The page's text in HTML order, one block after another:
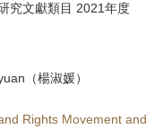
究文獻類目 2021年度
（楊淑媛）
Rights Movement